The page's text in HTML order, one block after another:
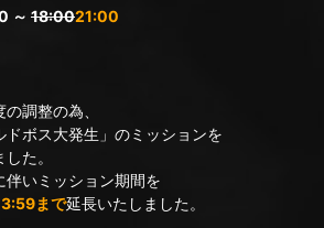
～ 18:0021:00
調整の為、
ボス大発生」のミッションを
た。
いミッション期間を
まで延長いたしました。